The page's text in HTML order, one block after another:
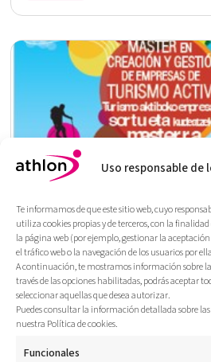
Uso responsable de
Te informamos de que este sitio web, cuyo
utiliza cookies propias y de terceros, con la
la página web (por ejemplo, gestionar la
el tráfico web o la navegación de los usuarios por
A continuación, te mostramos información sobre
través de las opciones habilitadas, podrás aceptar
seleccionar aquellas que desea autorizar.
Puedes consultar la información detallada sobre
nuestra Política de cookies.
Funcionales
Diseño y asesoría
gestión del Máster
Turismo Activo.
Máster Oficial: Creación y gestión
Empresas de Turismo Activo.
Más